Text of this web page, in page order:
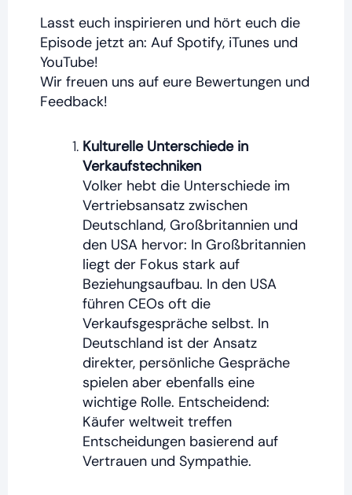
Lasst euch inspirieren und hört euch die
Episode jetzt an:Auf Spotify, iTunes und
YouTube!
Wir freuen uns auf eure Bewertungen und
Feedback!
Kulturelle Unterschiede in
Verkaufstechniken
Volker hebt die Unterschiede im
Vertriebsansatz zwischen
Deutschland, Großbritannien und
den USA hervor: In Großbritannien
liegt der Fokus stark auf
Beziehungsaufbau. In den USA
führen CEOs oft die
Verkaufsgespräche selbst. In
Deutschland ist der Ansatz
direkter, persönliche Gespräche
spielen aber ebenfalls eine
wichtige Rolle. Entscheidend:
Käufer weltweit treffen
Entscheidungen basierend auf
Vertrauen und Sympathie.